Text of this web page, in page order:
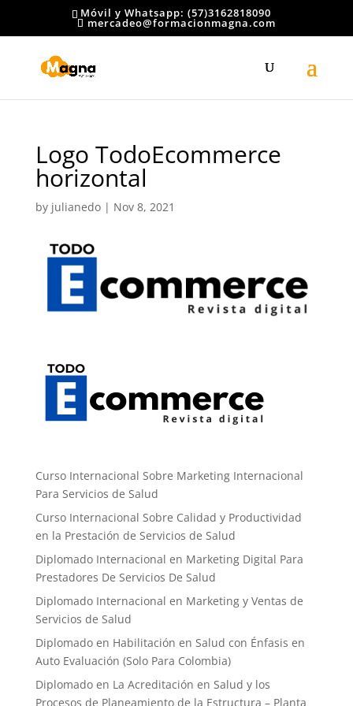
Móvil y Whatsapp: (57)3162818090
mercadeo@formacionmagna.com
Logo TodoEcommerce
horizontal
by julianedo| Nov 8, 2021
Curso Internacional Sobre Marketing Internacional
Para Servicios de Salud
Curso Internacional Sobre Calidad y Productividad
en la Prestación de Servicios de Salud
Diplomado Internacional en Marketing Digital Para
Prestadores De Servicios De Salud
Diplomado Internacional en Marketing y Ventas de
Servicios de Salud
Diplomado en Habilitación en Salud con Énfasis en
Auto Evaluación ​(Solo Para Colombia)
Diplomado en La Acreditación en Salud y los
Procesos de Planeamiento de la Estructura – Planta